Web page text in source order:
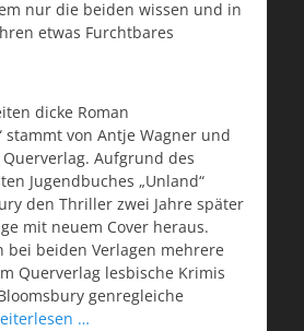
nur die beiden wissen und in
etwas Furchtbares
dicke Roman
stammt von Antje Wagner und
Aufgrund des
Jugendbuches „Unland“
den Thriller zwei Jahre später
mit neuem Cover heraus.
bei beiden Verlagen mehrere
Querverlag lesbische Krimis
genregleiche
…